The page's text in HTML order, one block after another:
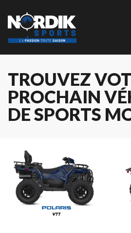
TROUVEZ
PROCHAIN
DE SPORTS